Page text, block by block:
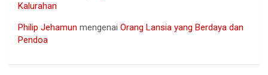
Kalurahan
Philip Jehamun mengenai Orang Lansia yang Berdaya dan
Pendoa